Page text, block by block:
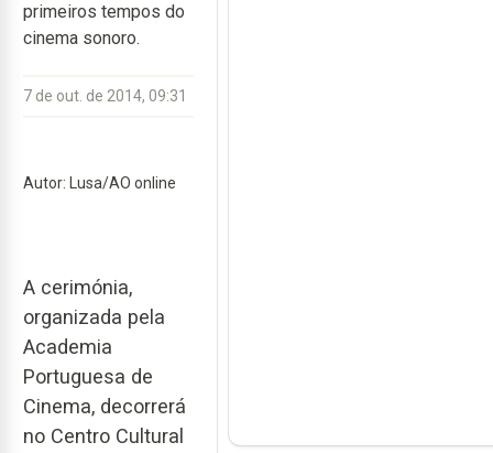
primeiros tempos do
cinema sonoro.
7 de out. de 2014, 09:31
Autor: Lusa/AO online
A cerimónia,
organizada pela
Academia
Portuguesa de
Cinema, decorrerá
no Centro Cultural